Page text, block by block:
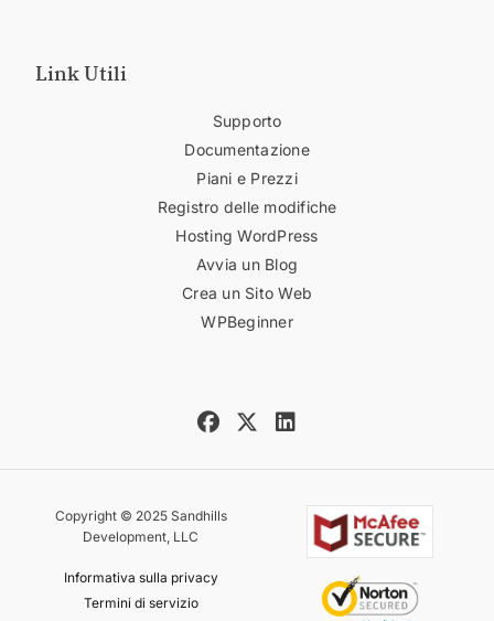
Link Utili
Supporto
Documentazione
Piani e Prezzi
Registro delle modifiche
Hosting WordPress
Avvia un Blog
Crea un Sito Web
WPBeginner
Copyright © 2025 Sandhills
Development, LLC
Informativa sulla privacy
Termini di servizio